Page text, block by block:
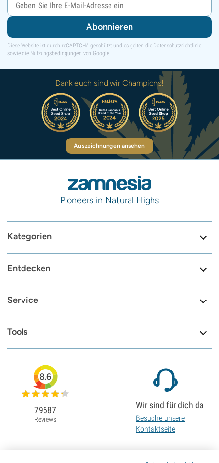
Abonnieren
Diese Website ist durch reCAPTCHA geschützt und es gelten die Datenschutzrichtlinie
sowie die Nutzungsbedingungen von Google.
Dank euch sind wir Champions!
Auszeichnungen ansehen
Pioneers in Natural Highs
Kategorien
Entdecken
Service
Tools
8.6
79687
Reviews
Wir sind für dich da
Besuche unsere
Kontaktseite